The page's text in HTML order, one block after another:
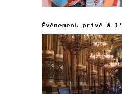
Événement privé à